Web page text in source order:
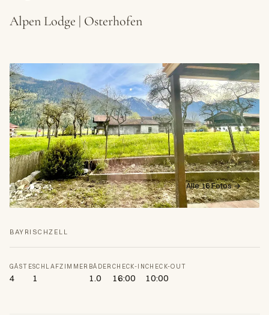
Alpen Lodge | Osterhofen
Alle 16 Fotos →
BAYRISCHZELL
GÄSTE
4
SCHLAFZIMMER
1
BÄDER
1.0
CHECK-IN
16:00
CHECK-OUT
10:00